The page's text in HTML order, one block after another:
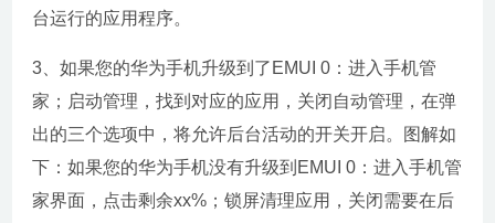
台运行的应用程序。
3、如果您的华为手机升级到了EMUI 0：进入手机管
家；启动管理，找到对应的应用，关闭自动管理，在弹
出的三个选项中，将允许后台活动的开关开启。图解如
下：如果您的华为手机没有升级到EMUI 0：进入手机管
家界面，点击剩余xx%；锁屏清理应用，关闭需要在后